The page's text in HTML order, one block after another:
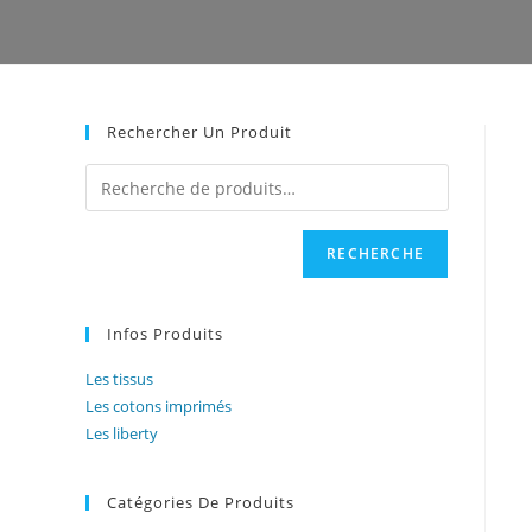
Rechercher Un Produit
RECHERCHE
Infos Produits
Les tissus
Les cotons imprimés
Les liberty
Catégories De Produits